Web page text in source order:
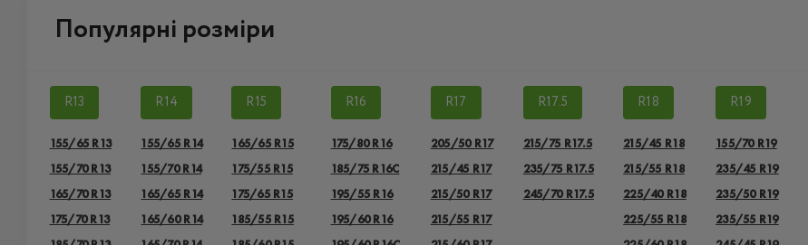
Популярні розміри
R13
155/65 R13
155/70 R13
165/70 R13
175/70 R13
R14
155/65 R14
155/70 R14
165/65 R14
165/60 R14
R15
165/65 R15
175/55 R15
175/65 R15
185/55 R15
R16
175/80 R16
185/75 R16C
195/55 R16
195/60 R16
R17
205/50 R17
215/45 R17
215/50 R17
215/55 R17
R17.5
215/75 R17.5
235/75 R17.5
245/70 R17.5
R18
215/45 R18
215/55 R18
225/40 R18
225/55 R18
R19
155/70 R19
235/45 R19
235/50 R19
235/55 R19